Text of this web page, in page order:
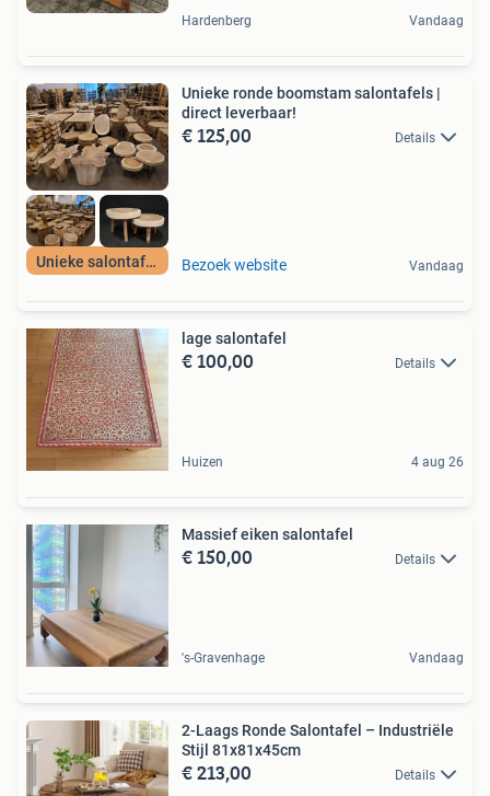
Hardenberg Vandaag
Unieke salontafels
Unieke ronde boomstam salontafels |
direct leverbaar!
€ 125,00 Details
Bezoek website Vandaag
lage salontafel
€ 100,00 Details
Huizen 4 aug 26
Massief eiken salontafel
€ 150,00 Details
's-Gravenhage Vandaag
2-Laags Ronde Salontafel – Industriële
Stijl 81x81x45cm
€ 213,00 Details